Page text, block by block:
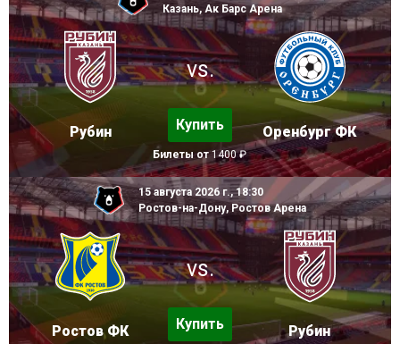
Казань, Ак Барс Арена
Рубин
vs.
Купить
Билеты от1400 ₽
Оренбург ФК
15 августа 2026 г., 18:30
Ростов-на-Дону, Ростов Арена
Ростов ФК
vs.
Купить Рубин